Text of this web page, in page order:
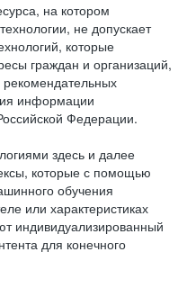
на котором
не допускает
которые
граждан и организаций,
информации
Федерации.
здесь и далее
которые с помощью
обучения
или характеристиках
индивидуализированный
для конечного